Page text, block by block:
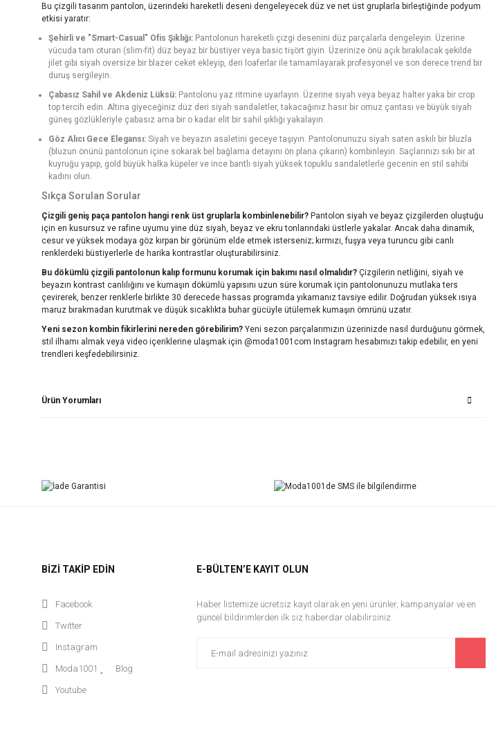
Bu çizgili tasarım pantolon, üzerindeki hareketli deseni dengeleyecek düz ve net üst gruplarla birleştiğinde podyum
etkisi yaratır:
Şehirli ve "Smart-Casual" Ofis Şıklığı: Pantolonun hareketli çizgi desenini düz parçalarla dengeleyin. Üzerine
vücuda tam oturan (slim-fit) düz beyaz bir büstiyer veya basic tişört giyin. Üzerinize önü açık bırakılacak şekilde
jilet gibi siyah oversize bir blazer ceket ekleyip, deri loaferlar ile tamamlayarak profesyonel ve son derece trend bir
duruş sergileyin.
Çabasız Sahil ve Akdeniz Lüksü: Pantolonu yaz ritmine uyarlayın. Üzerine siyah veya beyaz halter yaka bir crop
top tercih edin. Altına giyeceğiniz düz deri siyah sandaletler, takacağınız hasır bir omuz çantası ve büyük siyah
güneş gözlükleriyle çabasız ama bir o kadar elit bir sahil şıklığı yakalayın.
Göz Alıcı Gece Elegansı: Siyah ve beyazın asaletini geceye taşıyın. Pantolonunuzu siyah saten askılı bir bluzla
(bluzun önünü pantolonun içine sokarak bel bağlama detayını ön plana çıkarın) kombinleyin. Saçlarınızı sıkı bir at
kuyruğu yapıp, gold büyük halka küpeler ve ince bantlı siyah yüksek topuklu sandaletlerle gecenin en stil sahibi
kadını olun.
Sıkça Sorulan Sorular
Çizgili geniş paça pantolon hangi renk üst gruplarla kombinlenebilir? Pantolon siyah ve beyaz çizgilerden oluştuğu
için en kusursuz ve rafine uyumu yine düz siyah, beyaz ve ekru tonlarındaki üstlerle yakalar. Ancak daha dinamik,
cesur ve yüksek modaya göz kırpan bir görünüm elde etmek isterseniz; kırmızı, fuşya veya turuncu gibi canlı
renklerdeki büstiyerlerle de harika kontrastlar oluşturabilirsiniz.
Bu dökümlü çizgili pantolonun kalıp formunu korumak için bakımı nasıl olmalıdır? Çizgilerin netliğini, siyah ve
beyazın kontrast canlılığını ve kumaşın dökümlü yapısını uzun süre korumak için pantolonunuzu mutlaka ters
çevirerek, benzer renklerle birlikte 30 derecede hassas programda yıkamanız tavsiye edilir. Doğrudan yüksek ısıya
maruz bırakmadan kurutmak ve düşük sıcaklıkta buhar gücüyle ütülemek kumaşın ömrünü uzatır.
Yeni sezon kombin fikirlerini nereden görebilirim? Yeni sezon parçalarımızın üzerinizde nasıl durduğunu görmek,
stil ilhamı almak veya video içeriklerine ulaşmak için @moda1001com Instagram hesabımızı takip edebilir, en yeni
trendleri keşfedebilirsiniz.
Ürün Yorumları
Yorum Yaz
BİZİ TAKİP EDİN
Facebook
Twitter
Instagram
Moda1001 Blog
Youtube
E-BÜLTEN’E KAYIT OLUN
Haber listemize ücretsiz kayıt olarak en yeni ürünler, kampanyalar ve en
güncel bildirimlerden ilk siz haberdar olabilirsiniz.